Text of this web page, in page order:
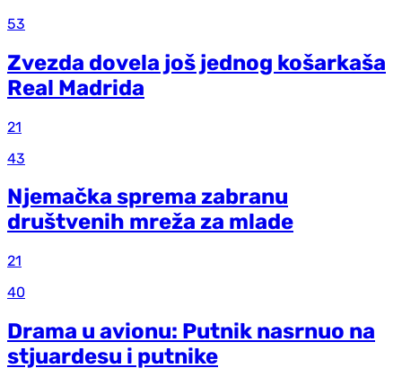
53
Zvezda dovela još jednog košarkaša
Real Madrida
21
43
Njemačka sprema zabranu
društvenih mreža za mlade
21
40
Drama u avionu: Putnik nasrnuo na
stjuardesu i putnike